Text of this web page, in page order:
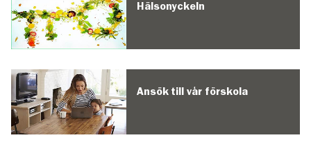
Hälsonyckeln
Ansök till vår förskola